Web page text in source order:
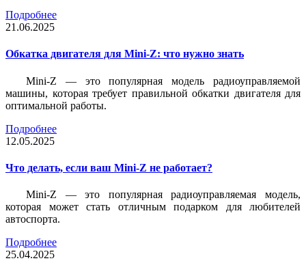
Подробнее
21.06.2025
Обкатка двигателя для Mini-Z: что нужно знать
Mini-Z — это популярная модель радиоуправляемой
машины, которая требует правильной обкатки двигателя для
оптимальной работы.
Подробнее
12.05.2025
Что делать, если ваш Mini-Z не работает?
Mini-Z — это популярная радиоуправляемая модель,
которая может стать отличным подарком для любителей
автоспорта.
Подробнее
25.04.2025